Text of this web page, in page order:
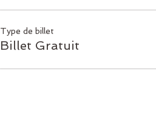
Type de billet
Billet Gratuit